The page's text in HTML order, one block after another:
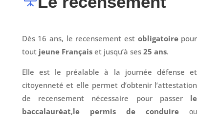
Dès 16 ans, le recensement est obligatoire pour
tout jeune Françaiset jusqu’à ses 25 ans.
Elle est le préalable à la journée défense et
citoyenneté et elle permet d’obtenir l’attestation
de recensement nécessaire pour passer le
baccalauréat,le permis de conduire ou